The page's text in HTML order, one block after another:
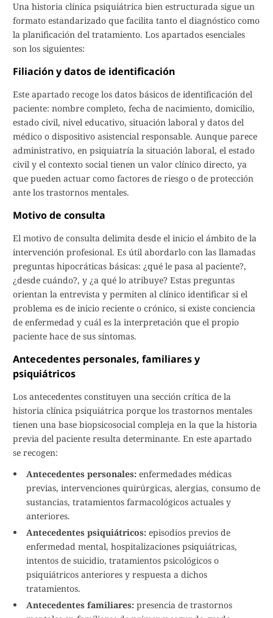
Una historia clínica psiquiátrica bien estructurada sigue un
formato estandarizado que facilita tanto el diagnóstico como
la planificación del tratamiento. Los apartados esenciales
son los siguientes:
Filiación y datos de identificación
Este apartado recoge los datos básicos de identificación del
paciente: nombre completo, fecha de nacimiento, domicilio,
estado civil, nivel educativo, situación laboral y datos del
médico o dispositivo asistencial responsable. Aunque parece
administrativo, en psiquiatría la situación laboral, el estado
civil y el contexto social tienen un valor clínico directo, ya
que pueden actuar como factores de riesgo o de protección
ante los trastornos mentales.
Motivo de consulta
El motivo de consulta delimita desde el inicio el ámbito de la
intervención profesional. Es útil abordarlo con las llamadas
preguntas hipocráticas básicas: ¿qué le pasa al paciente?,
¿desde cuándo?, y ¿a qué lo atribuye? Estas preguntas
orientan la entrevista y permiten al clínico identificar si el
problema es de inicio reciente o crónico, si existe conciencia
de enfermedad y cuál es la interpretación que el propio
paciente hace de sus síntomas.
Antecedentes personales, familiares y
psiquiátricos
Los antecedentes constituyen una sección crítica de la
historia clínica psiquiátrica porque los trastornos mentales
tienen una base biopsicosocial compleja en la que la historia
previa del paciente resulta determinante. En este apartado
se recogen:
Antecedentes personales: enfermedades médicas
previas, intervenciones quirúrgicas, alergias, consumo de
sustancias, tratamientos farmacológicos actuales y
anteriores.
Antecedentes psiquiátricos: episodios previos de
enfermedad mental, hospitalizaciones psiquiátricas,
intentos de suicidio, tratamientos psicológicos o
psiquiátricos anteriores y respuesta a dichos
tratamientos.
Antecedentes familiares: presencia de trastornos